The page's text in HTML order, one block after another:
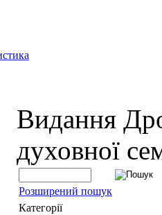
Видання
духовної
Розширений пошук
Категорії